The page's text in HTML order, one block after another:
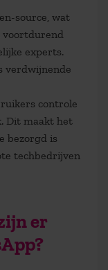
source, wat
voortdurend
experts.
verdwijnende
controle
Dit maakt het
bezorgd is
techbedrijven
er